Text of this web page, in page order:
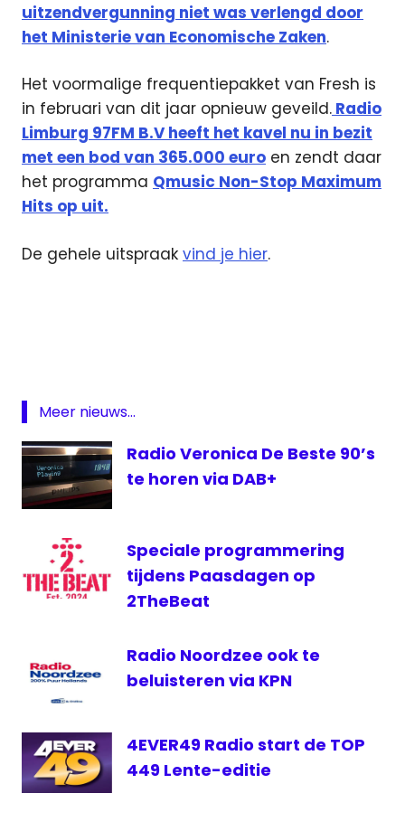
uitzendvergunning niet was verlengd door
het Ministerie van Economische Zaken.
Het voormalige frequentiepakket van Fresh is
in februari van dit jaar opnieuw geveild. Radio
Limburg 97FM B.V heeft het kavel nu in bezit
met een bod van 365.000 euro en zendt daar
het programma Qmusic Non-Stop Maximum
Hits op uit.
De gehele uitspraak vind je hier.
DAB
Fresh
FM
radiozender
schadevergoeding
Meer nieuws...
Radio Veronica De Beste 90’s
te horen via DAB+
Speciale programmering
tijdens Paasdagen op
2TheBeat
Radio Noordzee ook te
beluisteren via KPN
4EVER49 Radio start de TOP
449 Lente-editie